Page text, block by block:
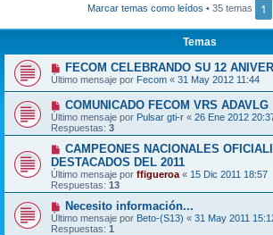
Marcar temas como leídos • 35 temas 1
Temas
FECOM CELEBRANDO SU 12
Último mensaje por Fecom « 31 May 2012 11:44
COMUNICADO FECOM VRS ADAVLG
Último mensaje por Pulsar gti-r « 26 Ene 2012
Respuestas: 3
CAMPEONES NACIONALES
DESTACADOS DEL 2011
Último mensaje por ffigueroa « 15 Dic 2011 18:57
Respuestas: 13
Necesito información...
Último mensaje por Beto-(S13) « 31 May 2011
Respuestas: 1